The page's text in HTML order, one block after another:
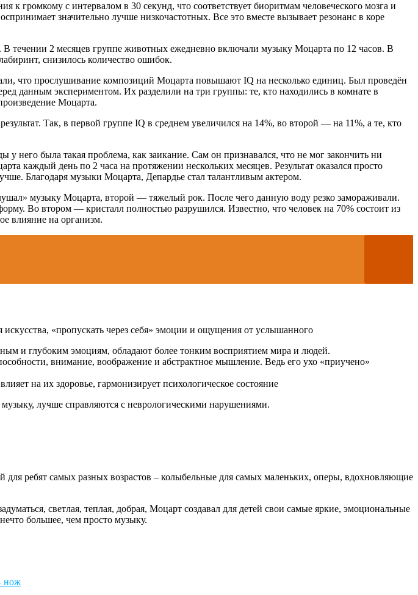
громкому с интервалом в 30 секунд, что соответствует биоритмам человеческого мозга и
значительно лучше низкочастотных. Все это вместе вызывает резонанс в коре
течении 2 месяцев группе животных ежедневно включали музыку Моцарта по 12 часов. В
снизилось количество ошибок.
что прослушивание композиций Моцарта повышают IQ на несколько единиц. Был проведён
данным экспериментом. Их разделили на три группы: те, кто находились в комнате в
Моцарта.
Так, в первой группе IQ в среднем увеличился на 14%, во второй — на 11%, а те, кто
была такая проблема, как заикание. Сам он признавался, что не мог закончить ни
каждый день по 2 часа на протяжении нескольких месяцев. Результат оказался просто
Благодаря музыки Моцарта, Депардье стал талантливым актером.
музыку Моцарта, второй — тяжелый рок. После чего данную воду резко замораживали.
Во втором — кристалл полностью разрушился. Известно, что человек на 70% состоит из
влияние на организм.
«пропускать через себя» эмоции и ощущения от услышанного
и глубоким эмоциям, обладают более тонким восприятием мира и людей.
внимание, воображение и абстрактное мышление. Ведь его ухо «приучено»
на их здоровье, гармонизирует психологическое состояние
лучше справляются с неврологическими нарушениями.
ребят самых разных возрастов – колыбельные для самых маленьких, оперы, вдохновляющие
светлая, теплая, добрая, Моцарт создавал для детей свои самые яркие, эмоциональные
большее, чем просто музыку.